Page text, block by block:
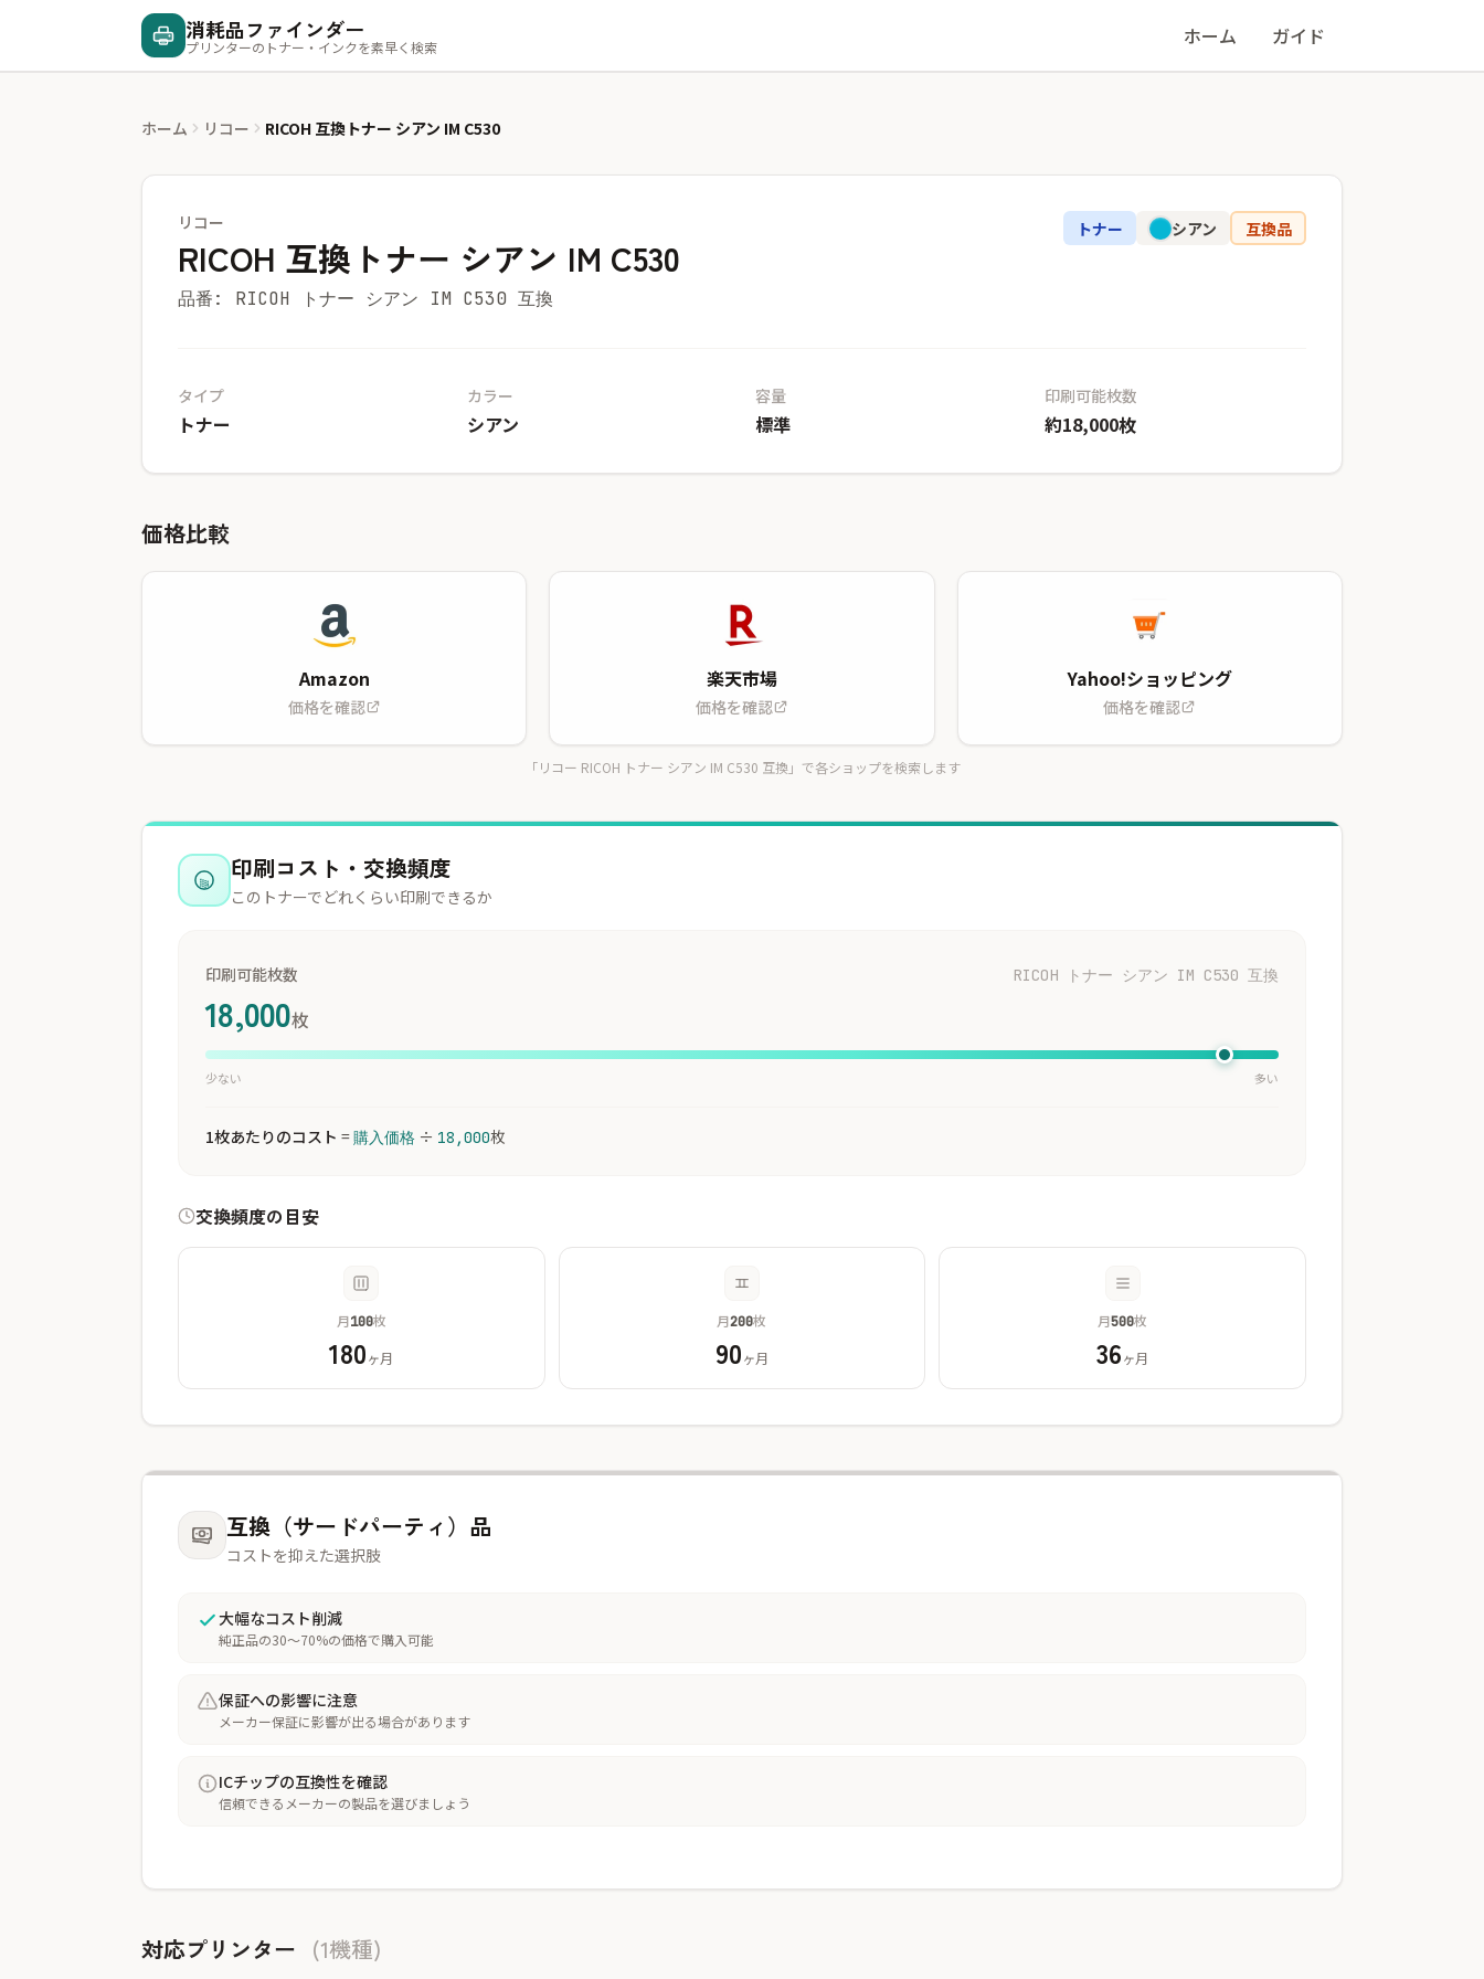
消耗品ファインダー
プリンターのトナー・インクを素早く検索 ホーム ガイド
ホーム リコー RICOH 互換トナー シアン IM C530
リコー
RICOH 互換トナー シアン IM C530
品番: RICOH トナー シアン IM C530 互換
トナー シアン 互換品
タイプ
トナー
カラー
シアン
容量
標準
印刷可能枚数
約18,000枚
価格比較
Amazon
価格を確認
楽天市場
価格を確認
Yahoo!ショッピング
価格を確認
「リコー RICOH トナー シアン IM C530 互換」で各ショップを検索します
印刷コスト・交換頻度
このトナーでどれくらい印刷できるか
印刷可能枚数
18,000枚
RICOH トナー シアン IM C530 互換
少ない 多い
1枚あたりのコスト =購入価格 ÷ 18,000枚
交換頻度の目安
月100枚
180ヶ月
月200枚
90ヶ月
月500枚
36ヶ月
互換（サードパーティ）品
コストを抑えた選択肢
大幅なコスト削減
純正品の30〜70%の価格で購入可能
保証への影響に注意
メーカー保証に影響が出る場合があります
ICチップの互換性を確認
信頼できるメーカーの製品を選びましょう
対応プリンター (1機種)